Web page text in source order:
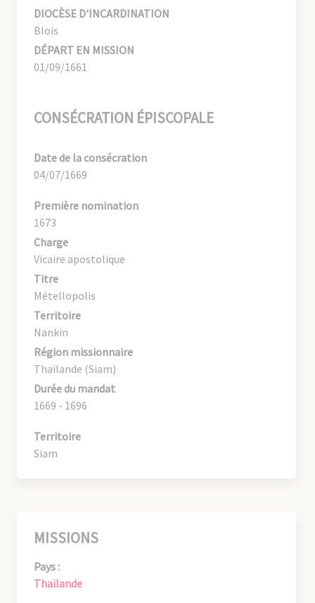
DIOCÈSE D'INCARDINATION
Blois
DÉPART EN MISSION
01/09/1661
CONSÉCRATION ÉPISCOPALE
Date de la consécration
04/07/1669
Première nomination
1673
Charge
Vicaire apostolique
Titre
Métellopolis
Territoire
Nankin
Région missionnaire
Thaïlande (Siam)
Durée du mandat
1669 - 1696
Territoire
Siam
MISSIONS
Pays :
Thaïlande